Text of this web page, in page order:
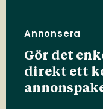
Annonsera
Gör det
direkt ett